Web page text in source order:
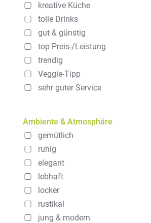
kreative Küche
tolle Drinks
gut & günstig
top Preis-/Leistung
trendig
Veggie-Tipp
sehr guter Service
Ambiente & Atmosphäre
gemütlich
ruhig
elegant
lebhaft
locker
rustikal
jung & modern